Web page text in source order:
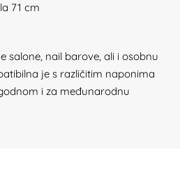
71 cm
salone, nail barove, ali i osobnu
je s različitim naponima
i za međunarodnu